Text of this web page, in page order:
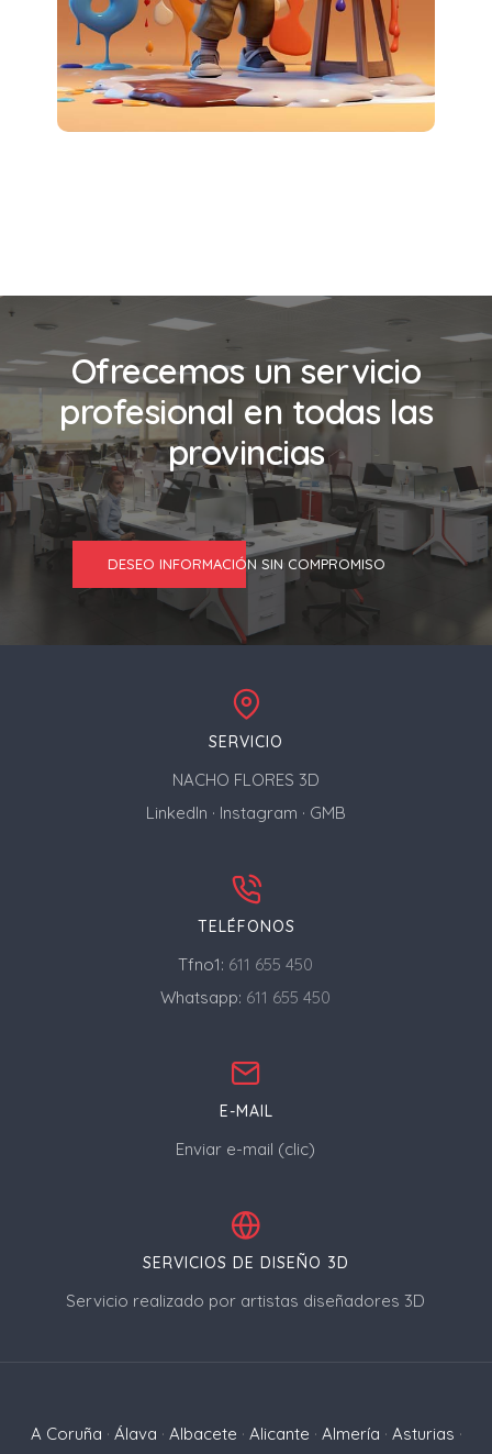
Ofrecemos un servicio
profesional en todas las
provincias
DESEO INFORMACIÓN SIN COMPROMISO
SERVICIO
NACHO FLORES 3D
LinkedIn · Instagram · GMB
TELÉFONOS
Tfno1: 611 655 450
Whatsapp: 611 655 450
E-MAIL
Enviar e-mail (clic)
SERVICIOS DE DISEÑO 3D
Servicio realizado por artistas diseñadores 3D
A Coruña · Álava · Albacete · Alicante · Almería · Asturias ·